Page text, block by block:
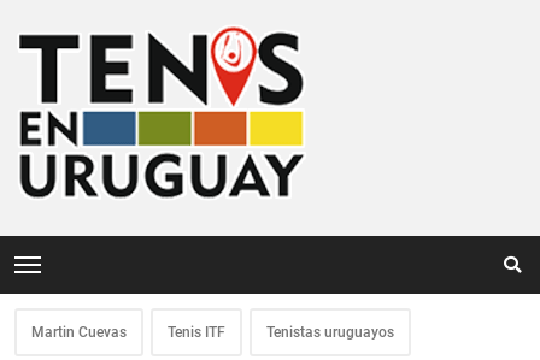
Martin Cuevas Tenis ITF Tenistas uruguayos